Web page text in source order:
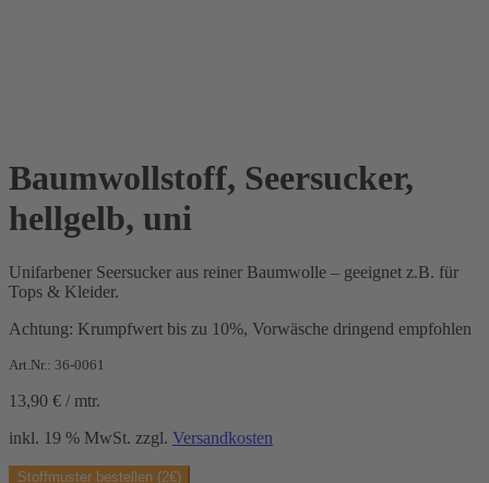
Baumwollstoff, Seersucker,
hellgelb, uni
Unifarbener Seersucker aus reiner Baumwolle – geeignet z.B. für
Tops & Kleider.
Achtung: Krumpfwert bis zu 10%, Vorwäsche dringend empfohlen
Art.Nr.: 36-0061
13,90 € / mtr.
inkl. 19 % MwSt. zzgl. Versandkosten
Stoffmuster bestellen (2€)